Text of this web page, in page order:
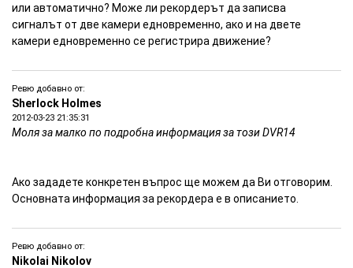
Мини DVR за безжични камери на 2.4 GHz
на 2.4 GHz
или автоматично? Може ли рекордерът да записва
сигналът от две камери едновременно, ако и на двете
камери едновременно се регистрира движение?
Ревю добавно от:
Sherlock Holmes
2012-03-23 21:35:31
Моля за малко по подробна информация за този DVR14
Ако зададете конкретен въпрос ще можем да Ви отговорим.
Основната информация за рекордера е в описанието.
Ревю добавно от:
Nikolai Nikolov